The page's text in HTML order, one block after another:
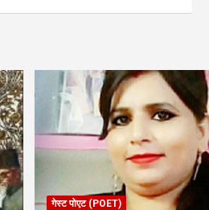
गेस्ट पोएट (POET)